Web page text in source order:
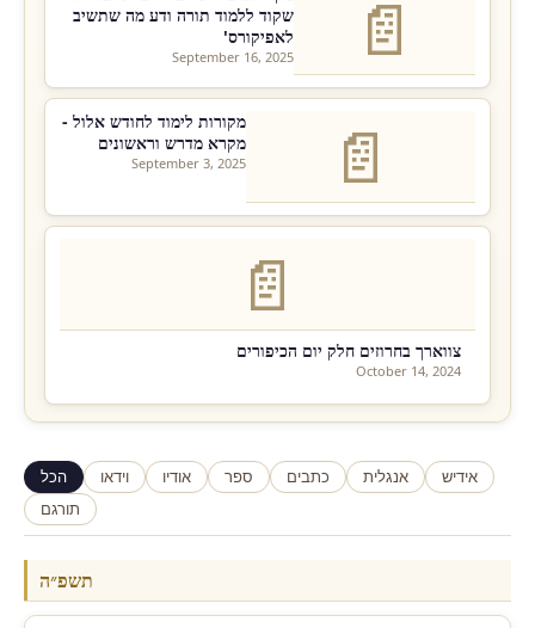
📄
שקוד ללמוד תורה ודע מה שתשיב
לאפיקורס'
September 16, 2025
📄
מקורות לימוד לחודש אלול -
מקרא מדרש וראשונים
September 3, 2025
📄
צווארך בחרוזים חלק יום הכיפורים
October 14, 2024
הכל וידאו אודיו ספר כתבים אנגלית
אידיש
תורגם
תשפ״ה